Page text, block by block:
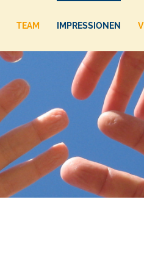
TEAM IMPRESSIONEN